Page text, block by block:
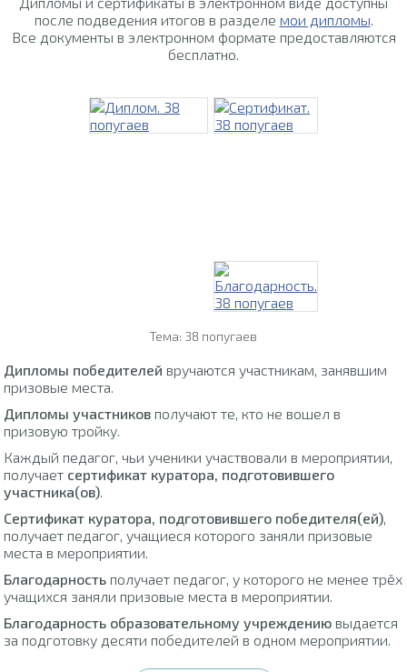
после подведения итогов в разделе мои дипломы.
Все документы в электронном формате предоставляются
бесплатно.
Тема: 38 попугаев
Дипломы победителей вручаются участникам, занявшим
призовые места.
Дипломы участников получают те, кто не вошел в
призовую тройку.
Каждый педагог, чьи ученики участвовали в мероприятии,
получает сертификат куратора, подготовившего
участника(ов).
Сертификат куратора, подготовившего победителя(ей),
получает педагог, учащиеся которого заняли призовые
места в мероприятии.
Благодарность получает педагог, у которого не менее трёх
учащихся заняли призовые места в мероприятии.
Благодарность образовательному учреждению выдается
за подготовку десяти победителей в одном мероприятии.